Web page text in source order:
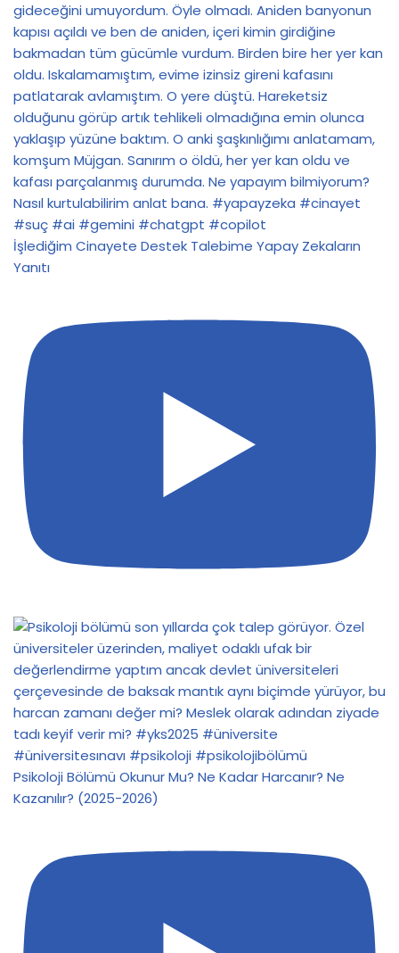
İşlediğim Cinayete Destek Talebime Yapay Zekaların
Yanıtı
Psikoloji Bölümü Okunur Mu? Ne Kadar Harcanır? Ne
Kazanılır? (2025-2026)